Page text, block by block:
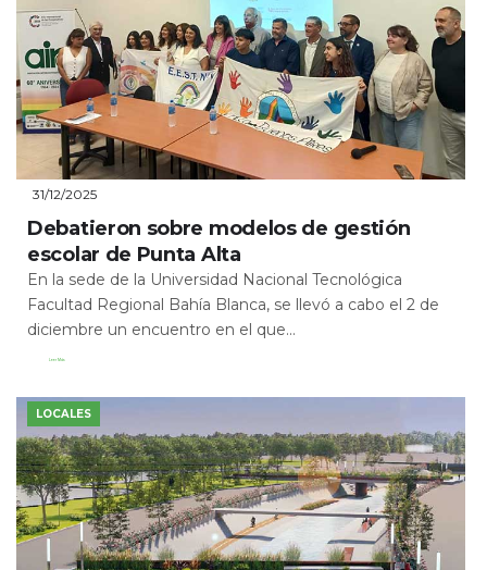
31/12/2025
Debatieron sobre modelos de gestión
escolar de Punta Alta
En la sede de la Universidad Nacional Tecnológica
Facultad Regional Bahía Blanca, se llevó a cabo el 2 de
diciembre un encuentro en el que...
Leer Más
LOCALES